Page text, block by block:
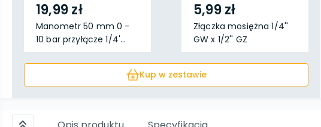
19,99 zł
Manometr 50 mm 0 -
10 bar przyłącze 1/4'...
5,99 zł
Złączka mosiężna 1/4''
GW x 1/2'' GZ
Kup w zestawie